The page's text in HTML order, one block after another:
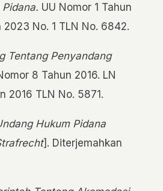
UU Nomor 1 Tahun
2023 No. 1 TLN No. 6842.
Tentang Penyandang
8 Tahun 2016. LN
2016 TLN No. 5871.
Hukum Pidana
]. Diterjemahkan